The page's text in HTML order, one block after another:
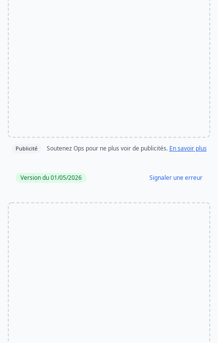
Publicité Soutenez Ops pour ne plus voir de publicités. En savoir plus
Version du 01/05/2026 Signaler une erreur